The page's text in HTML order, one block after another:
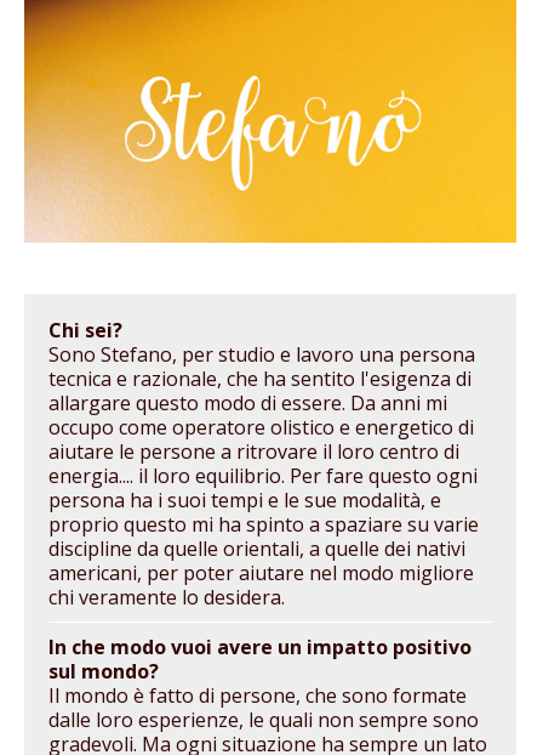
Chi sei?
Sono Stefano, per studio e lavoro una persona
tecnica e razionale, che ha sentito l'esigenza di
allargare questo modo di essere. Da anni mi
occupo come operatore olistico e energetico di
aiutare le persone a ritrovare il loro centro di
energia.... il loro equilibrio. Per fare questo ogni
persona ha i suoi tempi e le sue modalità, e
proprio questo mi ha spinto a spaziare su varie
discipline da quelle orientali, a quelle dei nativi
americani, per poter aiutare nel modo migliore
chi veramente lo desidera.
In che modo vuoi avere un impatto positivo
sul mondo?
Il mondo è fatto di persone, che sono formate
dalle loro esperienze, le quali non sempre sono
gradevoli. Ma ogni situazione ha sempre un lato